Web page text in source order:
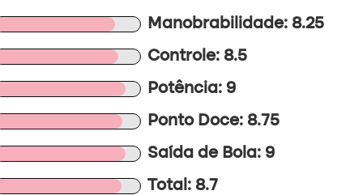
Manobrabilidade: 8.25
Controle: 8.5
Potência: 9
Ponto Doce: 8.75
Saída de Bola: 9
Total: 8.7